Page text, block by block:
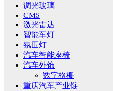
调光玻璃
CMS
激光雷达
智能车灯
氛围灯
汽车智能座椅
汽车外饰
数字格栅
重庆汽车产业链